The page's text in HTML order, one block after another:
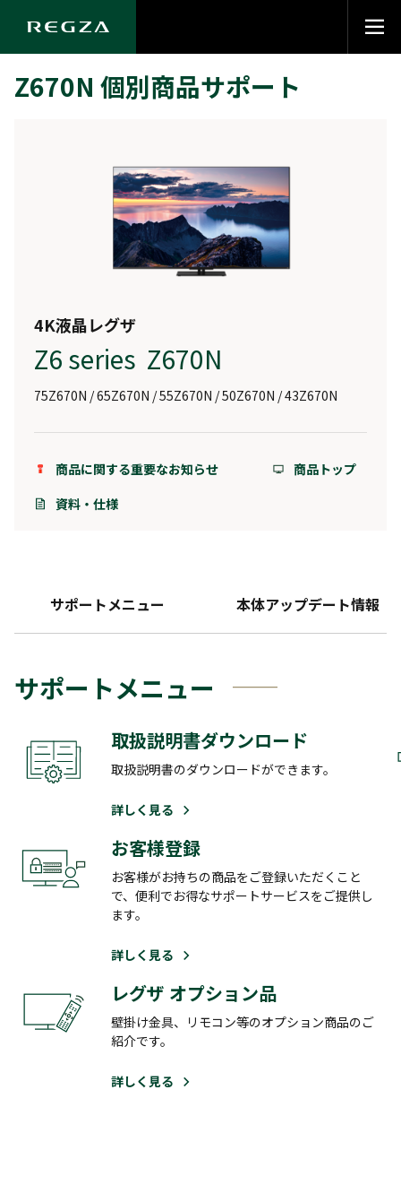
Z670N 個別商品サポート
4K液晶レグザ
Z6 series Z670N
75Z670N / 65Z670N / 55Z670N / 50Z670N / 43Z670N
商品に関する重要なお知らせ
商品トップ
資料・仕様
サポートメニュー 本体アップデート情報
サポートメニュー
取扱説明書ダウンロード
取扱説明書のダウンロードができます。
詳しく見る
お客様登録
お客様がお持ちの商品をご登録いただくこと
で、便利でお得なサポートサービスをご提供し
ます。
詳しく見る
レグザ オプション品
壁掛け金具、リモコン等のオプション商品のご
紹介です。
詳しく見る